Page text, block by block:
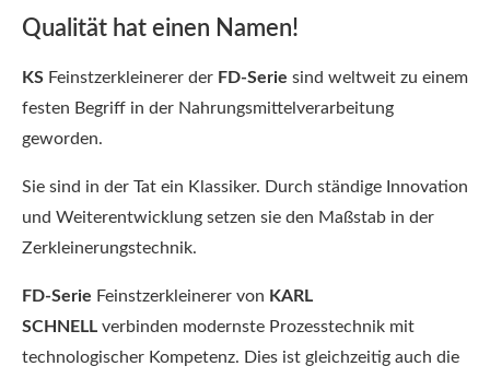
Qualität hat einen Namen!
KS Feinstzerkleinerer der FD-Serie sind weltweit zu einem
festen Begriff in der Nahrungsmittelverarbeitung
geworden.
Sie sind in der Tat ein Klassiker. Durch ständige Innovation
und Weiterentwicklung setzen sie den Maßstab in der
Zerkleinerungstechnik.
FD-Serie Feinstzerkleinerer von KARL
SCHNELL verbinden modernste Prozesstechnik mit
technologischer Kompetenz. Dies ist gleichzeitig auch die